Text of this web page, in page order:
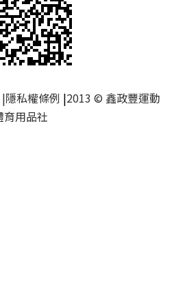
|隱私權條例 |2013 © 鑫政豐運動
育用品社